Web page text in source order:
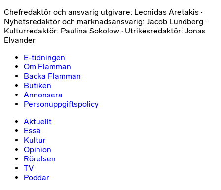
Chefredaktör och ansvarig utgivare: Leonidas Aretakis ·
Nyhetsredaktör och marknadsansvarig: Jacob Lundberg ·
Kulturredaktör: Paulina Sokolow · Utrikesredaktör: Jonas
Elvander
E-tidningen
Om Flamman
Backa Flamman
Butiken
Annonsera
Personuppgiftspolicy
Aktuellt
Essä
Kultur
Opinion
Rörelsen
TV
Poddar